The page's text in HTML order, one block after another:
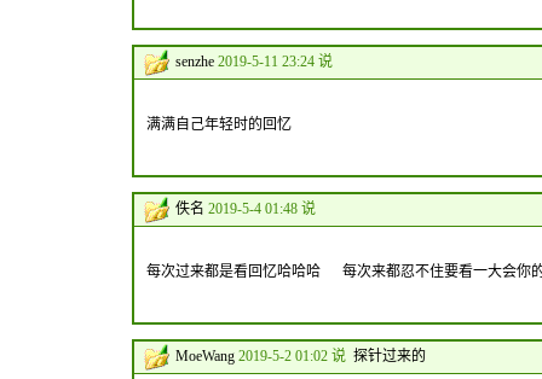
senzhe 2019-5-11 23:24 说
满满自己年轻时的回忆
佚名 2019-5-4 01:48 说
每次过来都是看回忆哈哈哈 每次来都忍不住要看一大会
MoeWang 2019-5-2 01:02 说 探针过来的